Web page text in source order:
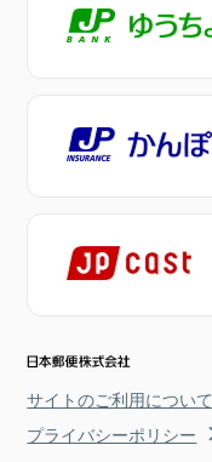
サイトのご利用について
プライバシーポリシー